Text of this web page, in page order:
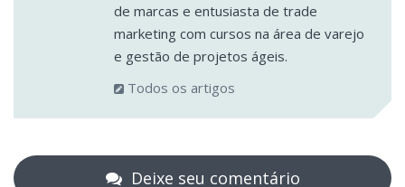
de marcas e entusiasta de trade
marketing com cursos na área de varejo
e gestão de projetos ágeis.
Todos os artigos
Deixe seu comentário